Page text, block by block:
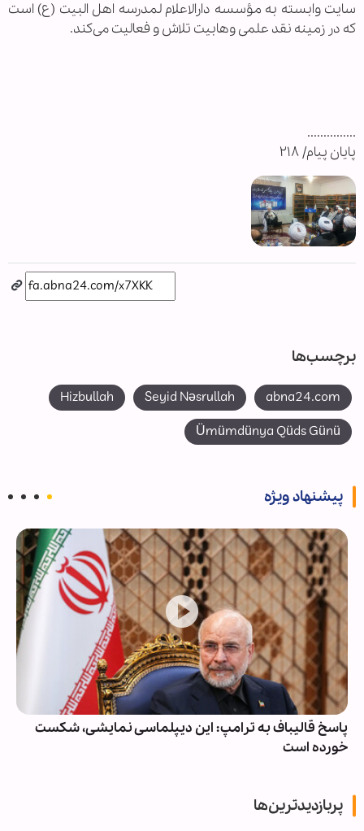
سایت وابسته به مؤسسه دارالاعلام لمدرسه اهل البیت (ع) است
که در زمینه نقد علمی وهابیت تلاش و فعالیت می‌کند.
...............
پایان پیام/ ۲۱۸
برچسب‌ها
abna24.com
Seyid Nəsrullah
Hizbullah
Ümümdünya Qüds Günü
پیشنهاد ویژه
پاسخ قالیباف به ترامپ: این دیپلماسی نمایشی، شکست
خورده است
پربازدیدترین‌ها